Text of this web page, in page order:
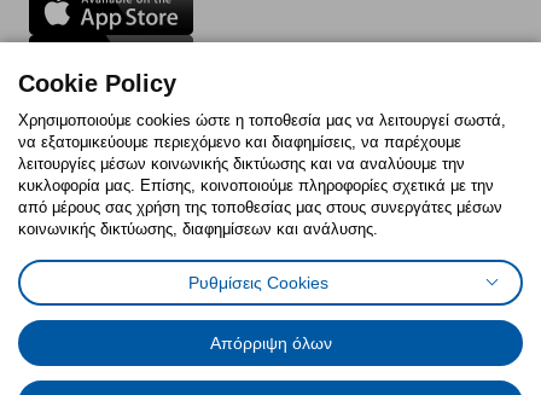
Follow us:
FacebookInstagram
TikTokYoutubePinterestTwitter
Πολιτική CookiesΔήλωση ψηφιακής προσβασιμότητας
Έντυπο Επιστροφής / ΑκύρωσηςΡυθμίσεις cookiesΌροι Χρήσης
Γενική Πολιτική Προσωπικών Δεδομένων
Πολιτική Προσωπικών Δεδομένων για IKEA.com.cy
Cookie Policy
Χρησιμοποιούμε cookies ώστε η τοποθεσία μας να λειτουργεί σωστά,
να εξατομικεύουμε περιεχόμενο και διαφημίσεις, να παρέχουμε
λειτουργίες μέσων κοινωνικής δικτύωσης και να αναλύουμε την
κυκλοφορία μας. Επίσης, κοινοποιούμε πληροφορίες σχετικά με την
από μέρους σας χρήση της τοποθεσίας μας στους συνεργάτες μέσων
κοινωνικής δικτύωσης, διαφημίσεων και ανάλυσης.
Ρυθμίσεις Cookies
Απόρριψη όλων